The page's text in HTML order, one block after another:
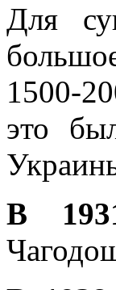
Для
1500-
это
В